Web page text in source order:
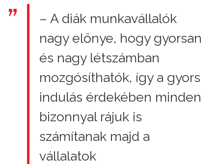
– A diák munkavállalók
nagy előnye, hogy gyorsan
és nagy létszámban
mozgósíthatók, így a gyors
indulás érdekében minden
bizonnyal rájuk is
számítanak majd a
vállalatok